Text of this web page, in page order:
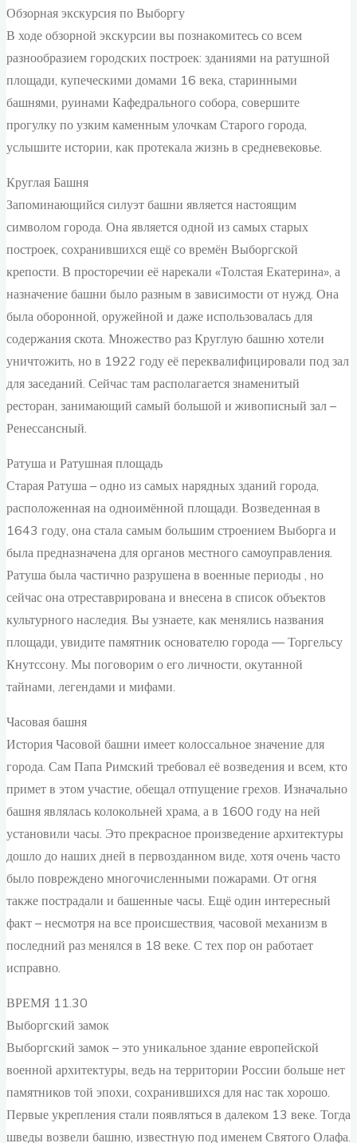
Обзорная экскурсия по Выборгу
В ходе обзорной экскурсии вы познакомитесь со всем
разнообразием городских построек: зданиями на ратушной
площади, купеческими домами 16 века, старинными
башнями, руинами Кафедрального собора, совершите
прогулку по узким каменным улочкам Старого города,
услышите истории, как протекала жизнь в средневековье.
Круглая Башня
Запоминающийся силуэт башни является настоящим
символом города. Она является одной из самых старых
построек, сохранившихся ещё со времён Выборгской
крепости. В просторечии её нарекали «Толстая Екатерина», а
назначение башни было разным в зависимости от нужд. Она
была оборонной, оружейной и даже использовалась для
содержания скота. Множество раз Круглую башню хотели
уничтожить, но в 1922 году её переквалифицировали под зал
для заседаний. Сейчас там располагается знаменитый
ресторан, занимающий самый большой и живописный зал –
Ренессансный.
Ратуша и Ратушная площадь
Старая Ратуша – одно из самых нарядных зданий города,
расположенная на одноимённой площади. Возведенная в
1643 году, она стала самым большим строением Выборга и
была предназначена для органов местного самоуправления.
Ратуша была частично разрушена в военные периоды , но
сейчас она отреставрирована и внесена в список объектов
культурного наследия. Вы узнаете, как менялись названия
площади, увидите памятник основателю города — Торгельсу
Кнутссону. Мы поговорим о его личности, окутанной
тайнами, легендами и мифами.
Часовая башня
История Часовой башни имеет колоссальное значение для
города. Сам Папа Римский требовал её возведения и всем, кто
примет в этом участие, обещал отпущение грехов. Изначально
башня являлась колокольней храма, а в 1600 году на ней
установили часы. Это прекрасное произведение архитектуры
дошло до наших дней в первозданном виде, хотя очень часто
было повреждено многочисленными пожарами. От огня
также пострадали и башенные часы. Ещё один интересный
факт – несмотря на все происшествия, часовой механизм в
последний раз менялся в 18 веке. С тех пор он работает
исправно.
ВРЕМЯ 11.30
Выборгский замок
Выборгский замок – это уникальное здание европейской
военной архитектуры, ведь на территории России больше нет
памятников той эпохи, сохранившихся для нас так хорошо.
Первые укрепления стали появляться в далеком 13 веке. Тогда
шведы возвели башню, известную под именем Святого Олафа.